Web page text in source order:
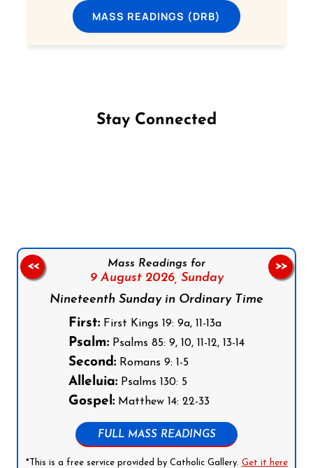
MASS READINGS (DRB)
Stay Connected
Mass Readings for
9 August 2026, Sunday
Nineteenth Sunday in Ordinary Time
First: First Kings 19: 9a, 11-13a
Psalm: Psalms 85: 9, 10, 11-12, 13-14
Second: Romans 9: 1-5
Alleluia: Psalms 130: 5
Gospel: Matthew 14: 22-33
FULL MASS READINGS
*This is a free service provided by Catholic Gallery. Get it here
<< >>